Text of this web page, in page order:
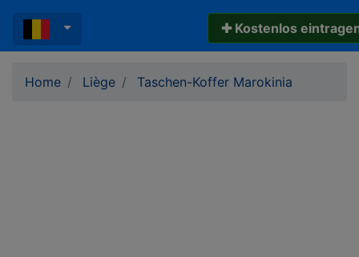
✚ Kostenlos
Home Liège Taschen-Koffer Marokinia